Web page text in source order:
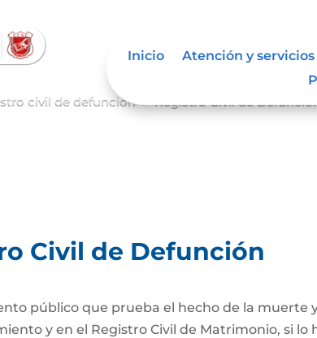
Inicio Atención y
civil de defunción
Civil de Defunción
público que prueba el hecho de la muerte
y en el Registro Civil de Matrimonio, si